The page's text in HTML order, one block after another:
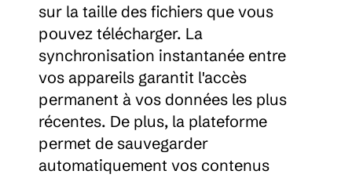
sur la taille des fichiers que vous
pouvez télécharger. La
synchronisation instantanée entre
vos appareils garantit l'accès
permanent à vos données les plus
récentes. De plus, la plateforme
permet de sauvegarder
automatiquement vos contenus